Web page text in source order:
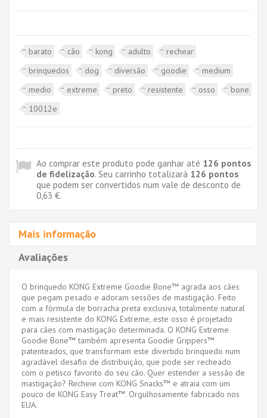
barato cão kong adulto
rechear
brinquedos
dog diversão goodie
medium
medio
extreme preto resistente osso
bone
10012e
Ao comprar este produto pode ganhar até 126 pontos
de fidelização. Seu carrinho totalizará 126 pontos
que podem ser convertidos num vale de desconto de
0,63 €.
Mais informação
Avaliações
O brinquedo KONG Extreme Goodie Bone™ agrada aos cães
que pegam pesado e adoram sessões de mastigação. Feito
com a fórmula de borracha preta exclusiva, totalmente natural
e mais resistente do KONG Extreme, este osso é projetado
para cães com mastigação determinada. O KONG Extreme
Goodie Bone™ também apresenta Goodie Grippers™
patenteados, que transformam este divertido brinquedo num
agradável desafio de distribuição, que pode ser recheado
com o petisco favorito do seu cão. Quer estender a sessão de
mastigação? Recheie com KONG Snacks™ e atraia com um
pouco de KONG Easy Treat™. Orgulhosamente fabricado nos
EUA.